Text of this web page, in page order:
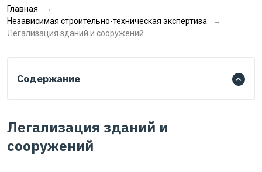
Главная
Независимая строительно-техническая экспертиза
Легализация зданий и сооружений
Содержание
Легализация зданий и
сооружений